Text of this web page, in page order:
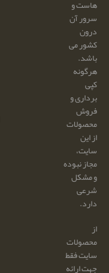
هاست و
سرور آن
درون
کشور می
باشد.
هرگونه
کپی
برداری و
فروش
محصولات
از این
سایت،
مجاز نبوده
و مشکل
شرعی
دارد.
از
محصولات
سایت فقط
جهت ارائه